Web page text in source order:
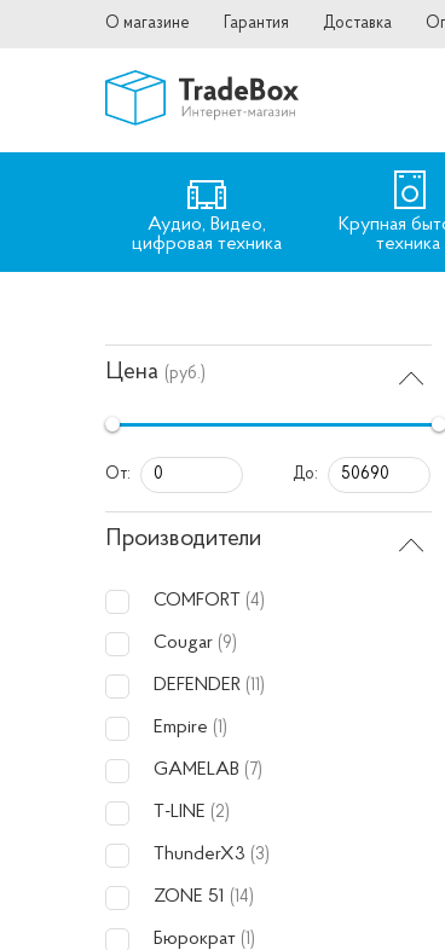
О магазине Гарантия Доставка
Аудио, Видео,
цифровая техника
Крупная
техника
Цена (руб.)
От: До:
Производители
COMFORT (4)
Cougar (9)
DEFENDER (11)
Empire (1)
GAMELAB (7)
T-LINE (2)
ThunderX3 (3)
ZONE 51 (14)
Бюрократ (1)